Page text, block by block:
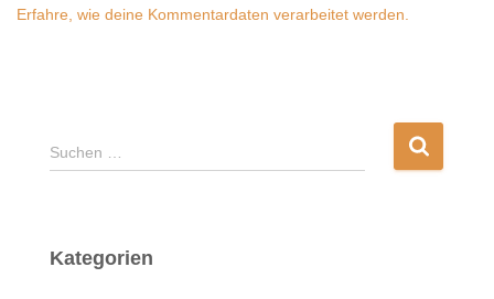
Erfahre, wie deine Kommentardaten verarbeitet werden.
S
u
n
Suchen …
Kategorien